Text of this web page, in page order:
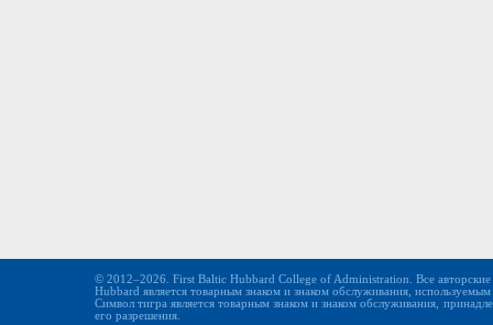
© 2012–2026. First Baltic Hubbard College of Administration. Все
Hubbard является товарным знаком и знаком обслуживания,
Символ тигра является товарным знаком и знаком обслуживания,
его разрешения.